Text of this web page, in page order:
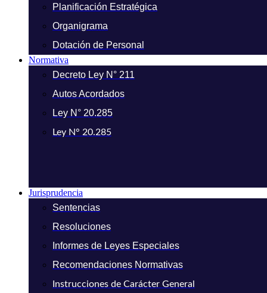
Planificación Estratégica
Organigrama
Dotación de Personal
Normativa
Decreto Ley N° 211
Autos Acordados
Ley N° 20.285
Ley N° 20.285
Jurisprudencia
Sentencias
Resoluciones
Informes de Leyes Especiales
Recomendaciones Normativas
Instrucciones de Carácter General